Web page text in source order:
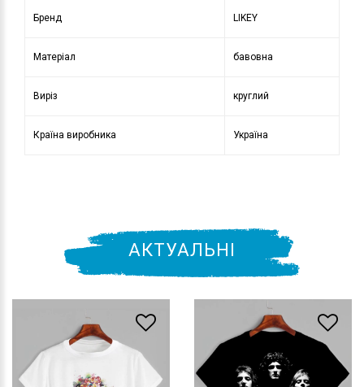
Бренд LIKEY
Матеріал бавовна
Виріз круглий
Країна виробника Україна
АКТУАЛЬНІ